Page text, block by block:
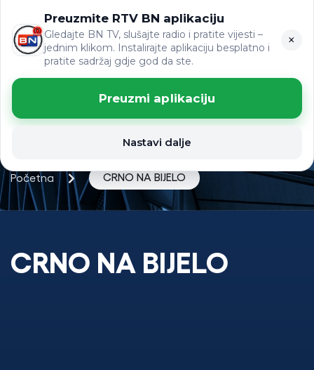
VIJESTI LAT
Preuzmite RTV BN aplikaciju
Gledajte BN TV, slušajte radio i pratite vijesti –
jednim klikom. Instalirajte aplikaciju besplatno i
pratite sadržaj gdje god da ste.
×
Preuzmi aplikaciju
Nastavi dalje
Početna CRNO NA BIJELO
CRNO NA BIJELO